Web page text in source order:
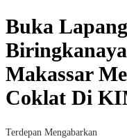
Buka
Makassar
Coklat Di
Terdepan Mengabarkan